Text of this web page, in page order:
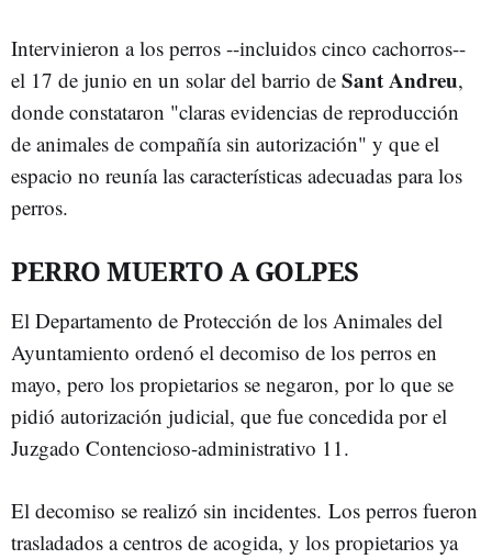
Intervinieron a los perros --incluidos cinco cachorros--
el 17 de junio en un solar del barrio de Sant Andreu,
donde constataron "claras evidencias de reproducción
de animales de compañía sin autorización" y que el
espacio no reunía las características adecuadas para los
perros.
PERRO MUERTO A GOLPES
El Departamento de Protección de los Animales del
Ayuntamiento ordenó el decomiso de los perros en
mayo, pero los propietarios se negaron, por lo que se
pidió autorización judicial, que fue concedida por el
Juzgado Contencioso-administrativo 11.
El decomiso se realizó sin incidentes. Los perros fueron
trasladados a centros de acogida, y los propietarios ya